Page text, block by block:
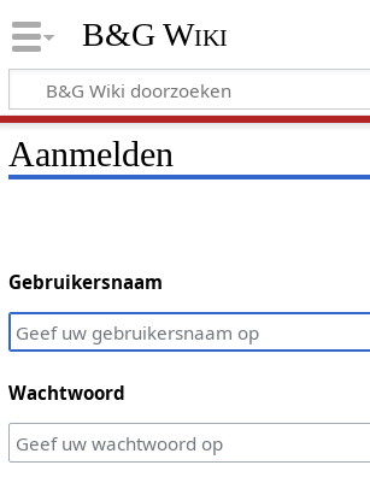
B&G Wiki
Aanmelden
Gebruikersnaam
Wachtwoord